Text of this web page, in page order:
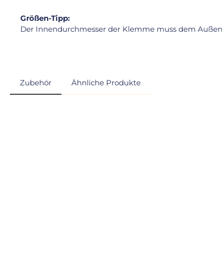
Größen-Tipp:
Der Innendurchmesser der Klemme muss dem
Zubehör Ähnliche Produkte